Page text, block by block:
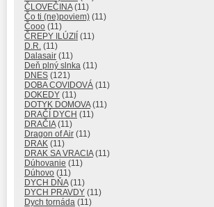
ČLOVEČINA(11)
Čo ti (ne)poviem) (11)
Čooo (11)
ČREPY ILÚZIÍ
(11)
D.R. (11)
Dalasair (11)
Deň plný slnka (11)
DNES (121)
DOBA COVIDOVÁ (11)
DOKEDY (11)
DOTYK DOMOVA(11)
DRAČÍ DYCH (11)
DRAČIA(11)
Dragon of Air (11)
DRAK (11)
DRAK SA VRACIA(11)
Dúhovanie (11)
Dúhovo (11)
DYCH DŇA(11)
DYCH PRAVDY (11)
Dych tornáda (11)